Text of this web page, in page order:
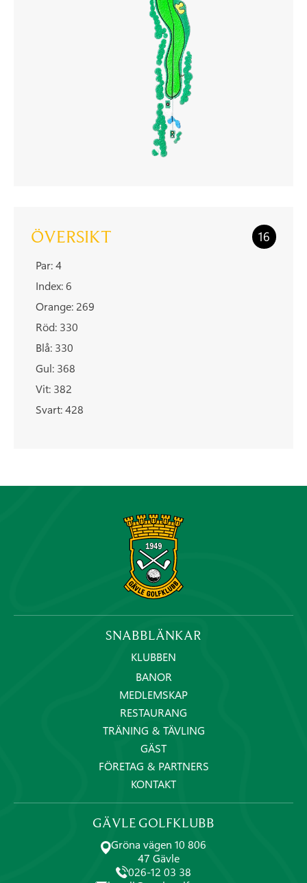
ÖVERSIKT 16
Par: 4
Index: 6
Orange: 269
Röd: 330
Blå: 330
Gul: 368
Vit: 382
Svart: 428
SNABBLÄNKAR
KLUBBEN
BANOR
MEDLEMSKAP
RESTAURANG
TRÄNING & TÄVLING
GÄST
FÖRETAG & PARTNERS
KONTAKT
GÄVLE GOLFKLUBB
Gröna vägen 10 806
47 Gävle
026-12 03 38